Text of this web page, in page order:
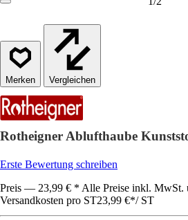
Vergleichen
Rotheigner Ablufthaube
Erste Bewertung schreiben
Preis — 23,99 € * Alle Preise inkl. MwSt.
Versandkosten pro ST23,99 €*/ ST